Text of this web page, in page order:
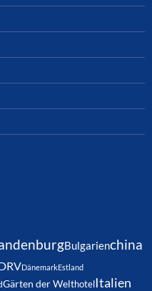
Bulgarienchina
DänemarkEstland
Gärten der Welthotel Italien